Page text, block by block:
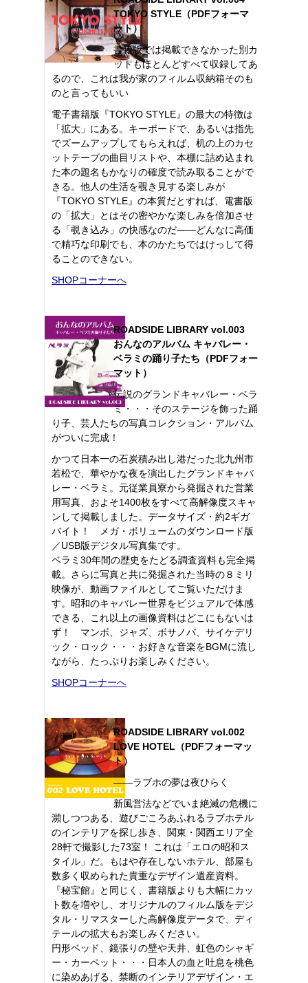
TOKYO STYLE（PDFフォーマ
ット）
書籍版では掲載できなかった別カ
ットもほとんどすべて収録してあ
るので、これは我が家のフィルム収納箱そのも
のと言ってもいい
電子書籍版『TOKYO STYLE』の最大の特徴は
「拡大」にある。キーボードで、あるいは指先
でズームアップしてもらえれば、机の上のカセ
ットテープの曲目リストや、本棚に詰め込まれ
た本の題名もかなりの確度で読み取ることがで
きる。他人の生活を覗き見する楽しみが
『TOKYO STYLE』の本質だとすれば、電書版
の「拡大」とはその密やかな楽しみを倍加させ
る「覗き込み」の快感なのだ――どんなに高価
で精巧な印刷でも、本のかたちではけっして得
ることのできない。
SHOPコーナーへ
ROADSIDE LIBRARY vol.003
おんなのアルバム キャバレー・
ベラミの踊り子たち（PDFフォー
マット）
伝説のグランドキャバレー・ベラ
ミ・・・そのステージを飾った踊
り子、芸人たちの写真コレクション・アルバム
がついに完成！
かつて日本一の石炭積み出し港だった北九州市
若松で、華やかな夜を演出したグランドキャバ
レー・ベラミ。元従業員寮から発掘された営業
用写真、およそ1400枚をすべて高解像度スキャ
ンして掲載しました。データサイズ・約2ギガ
バイト！ メガ・ボリュームのダウンロード版
／USB版デジタル写真集です。
ベラミ30年間の歴史をたどる調査資料も完全掲
載。さらに写真と共に発掘された当時の８ミリ
映像が、動画ファイルとしてご覧いただけま
す。昭和のキャバレー世界をビジュアルで体感
できる、これ以上の画像資料はどこにもないは
ず！ マンボ、ジャズ、ボサノバ、サイケデリ
ック・ロック・・・お好きな音楽をBGMに流し
ながら、たっぷりお楽しみください。
SHOPコーナーへ
ROADSIDE LIBRARY vol.002
LOVE HOTEL（PDFフォーマッ
ト）
――ラブホの夢は夜ひらく
新風営法などでいま絶滅の危機に
瀕しつつある、遊びごころあふれるラブホテル
のインテリアを探し歩き、関東・関西エリア全
28軒で撮影した73室！ これは「エロの昭和ス
タイル」だ。もはや存在しないホテル、部屋も
数多く収められた貴重なデザイン遺産資料。
『秘宝館』と同じく、書籍版よりも大幅にカッ
ト数を増やし、オリジナルのフィルム版をデジ
タル・リマスターした高解像度データで、ディ
テールの拡大もお楽しみください。
円形ベッド、鏡張りの壁や天井、虹色のシャギ
ー・カーペット・・・日本人の血と吐息を桃色
に染めあげる、禁断のインテリアデザイン・エ